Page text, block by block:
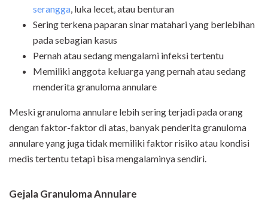
serangga, luka lecet, atau benturan
Sering terkena paparan sinar matahari yang berlebihan
pada sebagian kasus
Pernah atau sedang mengalami infeksi tertentu
Memiliki anggota keluarga yang pernah atau sedang
menderita granuloma annulare
Meski granuloma annulare lebih sering terjadi pada orang
dengan faktor-faktor di atas, banyak penderita granuloma
annulare yang juga tidak memiliki faktor risiko atau kondisi
medis tertentu tetapi bisa mengalaminya sendiri.
Gejala Granuloma Annulare